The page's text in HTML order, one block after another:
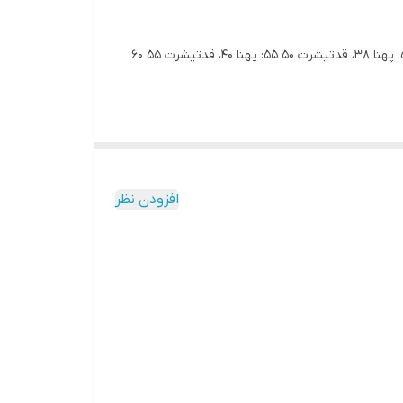
🇮🇷 تیشرت پسرانه نقشه ایران IRAN جنس: پنبه ی درجه یک👌🏻 رنگ: سبزپررنگ و نارنجی سایز: ۵۰_ ۵۵_ ۶۰_ ۶۵ اندازه های دقیق: ۵۰: پهنا ۳۸، قدتیشرت ۵۰ ۵۵: پهنا ۴۰، قدتیشرت ۵۵ ۶۰:
افزودن نظر